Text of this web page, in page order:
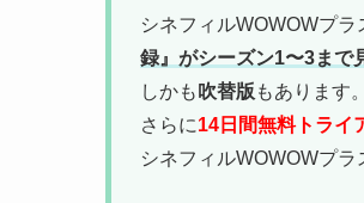
シネフィルWOWOWプ
録』がシーズン1〜3まで
しかも 吹替版 もあります。
さらに14日間無料トライ
シネフィルWOWOWプ